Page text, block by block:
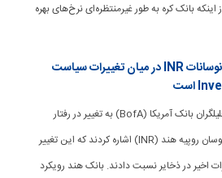
بانک کره به طور غیرمنتظره‌ای نرخ‌های بهره
BofA شاهد تغییر در نوسانات INR در میان تغییرات سیاست
[ad_1] تحلیلگران بانک آمریکا (BofA) به تغییر در رفتار
تجاری و نوسان روپیه هند (INR) اشاره کردند که این تغییر
اخیر در ذخایر نسبت دادند. بانک هند رویکرد